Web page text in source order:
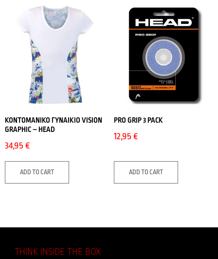
ΚΟΝΤΟΜΑΝΙΚΟ ΓΥΝΑΙΚΙΟ VISION
GRAPHIC – HEAD
34,95€
ADD TO CART
PRO GRIP 3 PACK
12,95€
ADD TO CART
THINK INSIDE THE BOX